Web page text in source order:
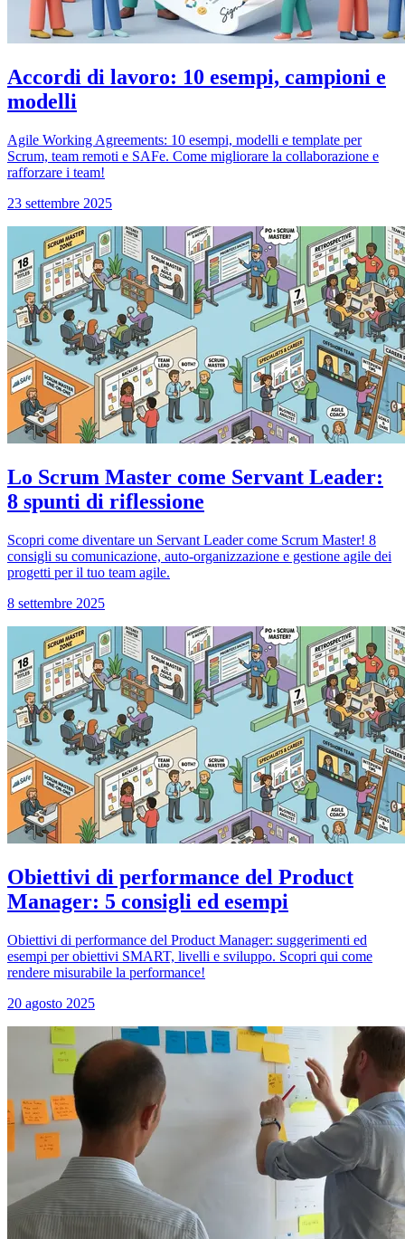
Accordi di lavoro: 10 esempi, campioni e
modelli
Agile Working Agreements: 10 esempi, modelli e template per
Scrum, team remoti e SAFe. Come migliorare la collaborazione e
rafforzare i team!
23 settembre 2025
Lo Scrum Master come Servant Leader:
8 spunti di riflessione
Scopri come diventare un Servant Leader come Scrum Master! 8
consigli su comunicazione, auto-organizzazione e gestione agile dei
progetti per il tuo team agile.
8 settembre 2025
Obiettivi di performance del Product
Manager: 5 consigli ed esempi
Obiettivi di performance del Product Manager: suggerimenti ed
esempi per obiettivi SMART, livelli e sviluppo. Scopri qui come
rendere misurabile la performance!
20 agosto 2025